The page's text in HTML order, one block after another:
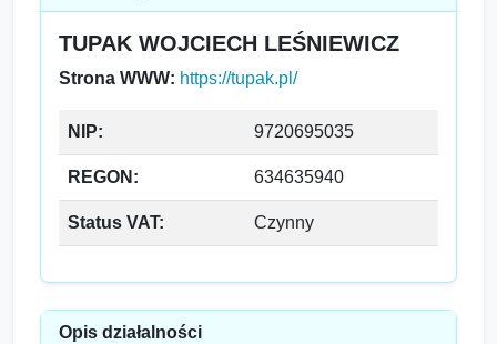
TUPAK WOJCIECH LEŚNIEWICZ
Strona WWW: https://tupak.pl/
NIP: 9720695035
REGON: 634635940
Status VAT: Czynny
Opis działalności